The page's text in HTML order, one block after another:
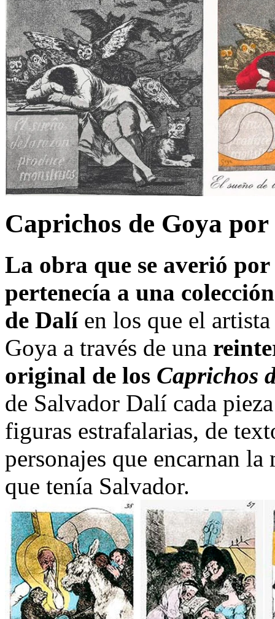
Caprichos de Goya
La obra que se averió por
pertenecía a una
de Dalíen los que el
Goya a través de una
original de los Caprichos
de Salvador Dalí cada
figuras estrafalarias, de
personajes que encarnan
que tenía Salvador.